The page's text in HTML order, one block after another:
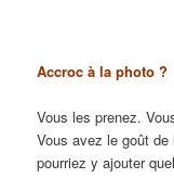
Accroc à la photo ?
Vous les prenez.
Vous avez le goût de
pourriez y ajouter